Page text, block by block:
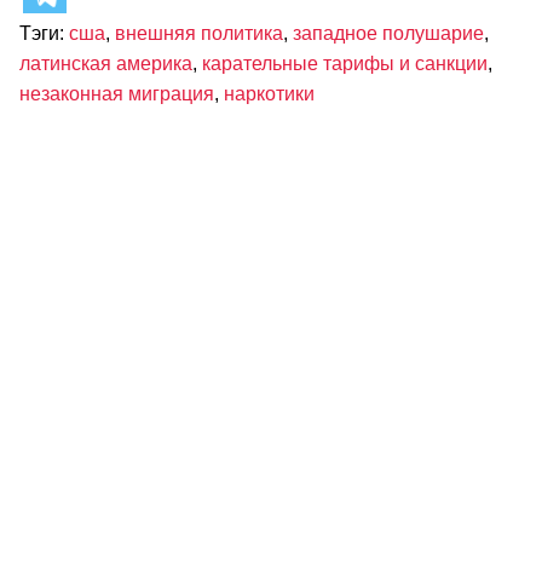
Тэги: сша, внешняя политика, западное полушарие,
латинская америка, карательные тарифы и санкции,
незаконная миграция, наркотики